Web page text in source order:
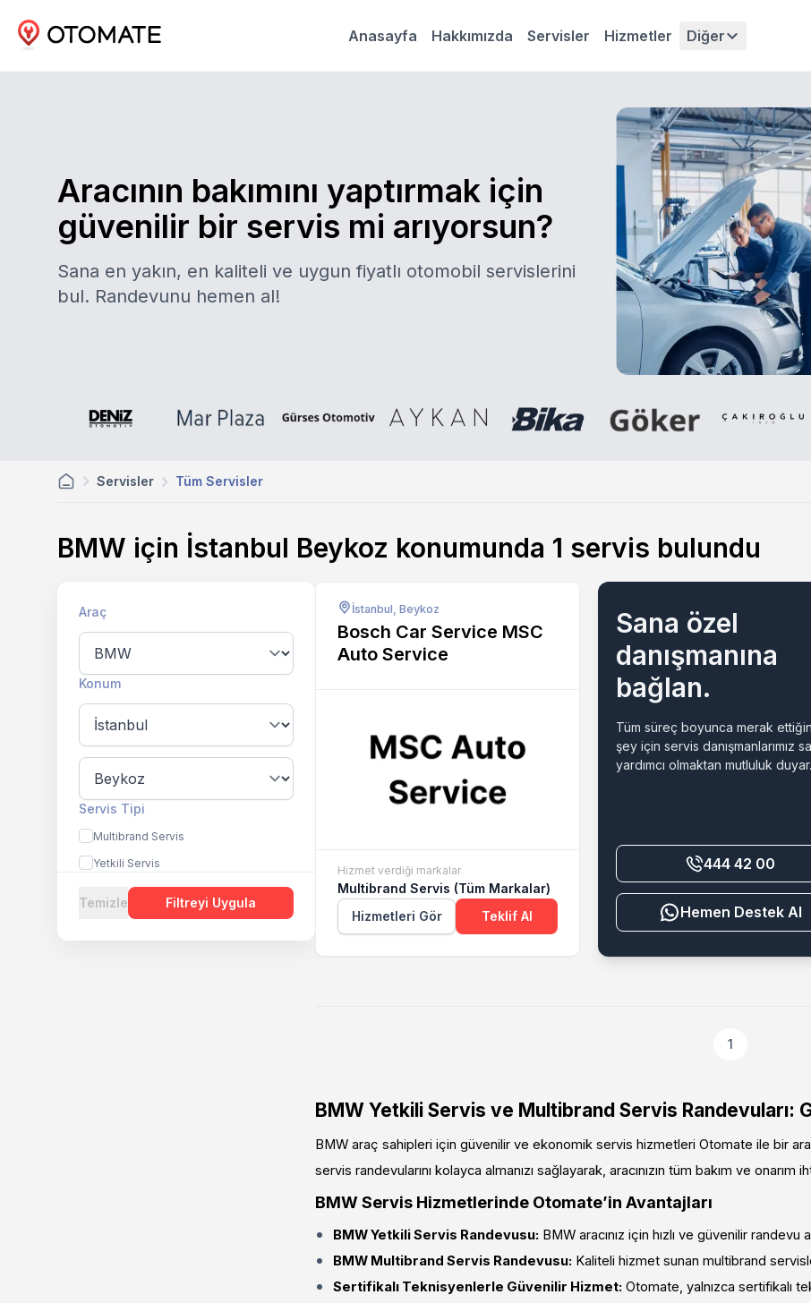
Anasayfa Hakkımızda Servisler Hizmetler Diğer
Aracının bakımını yaptırmak için
güvenilir bir servis mi arıyorsun?
Sana en yakın, en kaliteli ve uygun fiyatlı otomobil servislerini
bul. Randevunu hemen al!
Servisler Tüm Servisler
BMW için İstanbul Beykoz konumunda 1 servis bulundu
Araç
Konum
Servis Tipi
Multibrand Servis
Yetkili Servis
Temizle Filtreyi Uygula
İstanbul, Beykoz
Bosch Car Service MSC
Auto Service
Hizmet verdiği markalar
Multibrand Servis (Tüm Markalar)
Hizmetleri Gör
Teklif Al
Sana özel
danışmanına
bağlan.
Tüm süreç boyunca merak
şey için servis danışmanlarımız
yardımcı olmaktan mutluluk duyar.
444 42 00
Destek Al
1
BMW Yetkili Servis ve Multibrand Servis Randevuları:
BMW araç sahipleri için güvenilir ve ekonomik servis hizmetleri Otomate ile bir
servis randevularını kolayca almanızı sağlayarak, aracınızın tüm bakım ve onarım
BMW Servis Hizmetlerinde Otomate’in Avantajları
BMW Yetkili Servis Randevusu: BMW aracınız için hızlı ve güvenilir randevu
BMW Multibrand Servis Randevusu: Kaliteli hizmet sunan multibrand
Sertifikalı Teknisyenlerle Güvenilir Hizmet: Otomate, yalnızca sertifikalı